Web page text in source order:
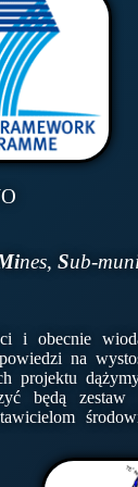
nes, Sub-
i obecnie
na
projektu
będą zestaw